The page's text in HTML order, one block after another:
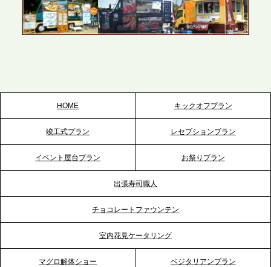
2026.5.22
2026.5.20
プレスリリースのご案内｜ケータリングのセカンド
2026.5.12
プレスリリースのご案内｜ケータリングのセカンド
HOME キックオフプラン
竣工式プラン レセプションプラン
イベント屋台プラン お祭りプラン
出張寿司職人
チョコレートファウンテン
室内花見ケータリング
マグロ解体ショー ベジタリアンプラン